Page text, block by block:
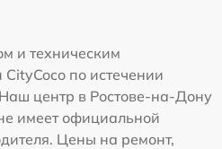
и техническим
по истечении
центр в Ростове-на-Дону
имеет официальной
Цены на ремонт,